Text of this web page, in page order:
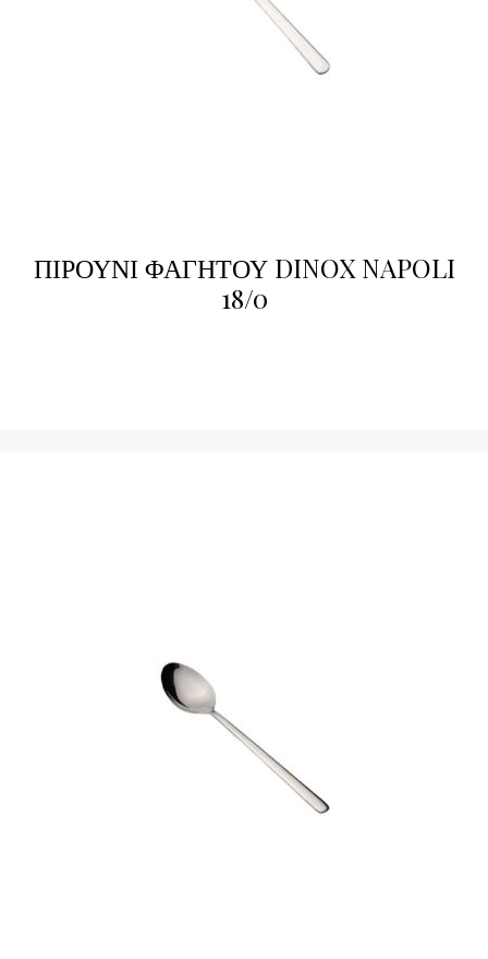
ΠΙΡΟΥΝΙ ΦΑΓΗΤΟΥ DINOX NAPOLI
18/0